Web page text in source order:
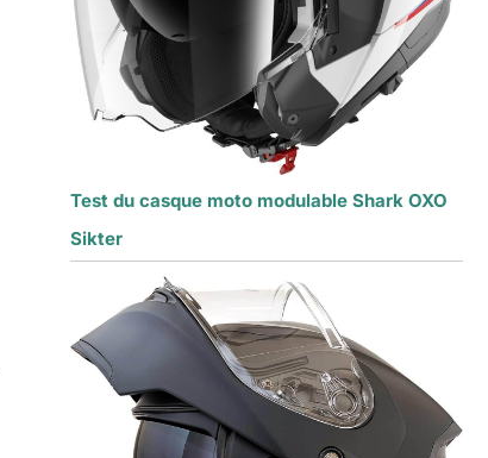
Test du casque moto modulable Shark OXO
Sikter